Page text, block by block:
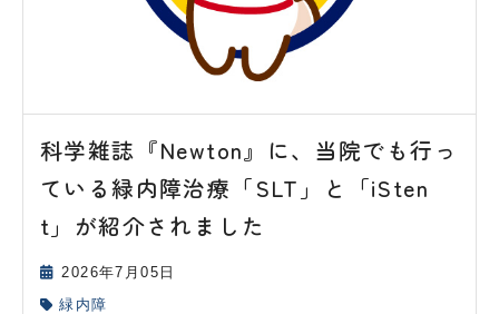
科学雑誌『Newton』に、当院でも行っ
ている緑内障治療「SLT」と「iSten
t」が紹介されました
2026年7月05日
緑内障